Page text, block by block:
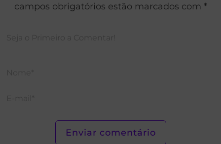
campos obrigatórios estão marcados com *